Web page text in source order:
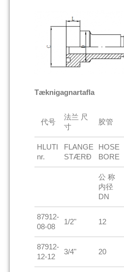
Tæknigagnartafla
代号
法兰 尺
寸
胶管
HLUTI
nr.
FLANGE
STÆRÐ
HOSE
BORE
公 称
内径
DN
87912-
08-08
1/2" 12
87912-
12-12
3/4" 20